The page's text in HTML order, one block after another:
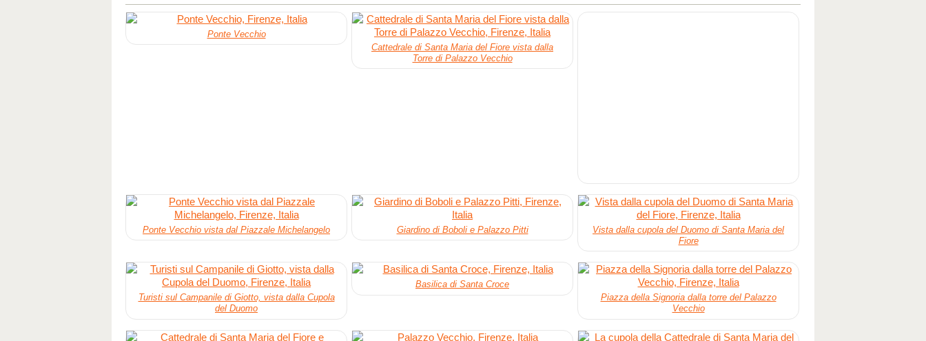
Ponte Vecchio
Cattedrale di Santa Maria del Fiore vista dalla
Torre di Palazzo Vecchio
Ponte Vecchio vista dal Piazzale Michelangelo Giardino di Boboli e Palazzo Pitti
Vista dalla cupola del Duomo di Santa Maria del
Fiore
Turisti sul Campanile di Giotto, vista dalla Cupola
del Duomo
Basilica di Santa Croce
Piazza della Signoria dalla torre del Palazzo
Vecchio